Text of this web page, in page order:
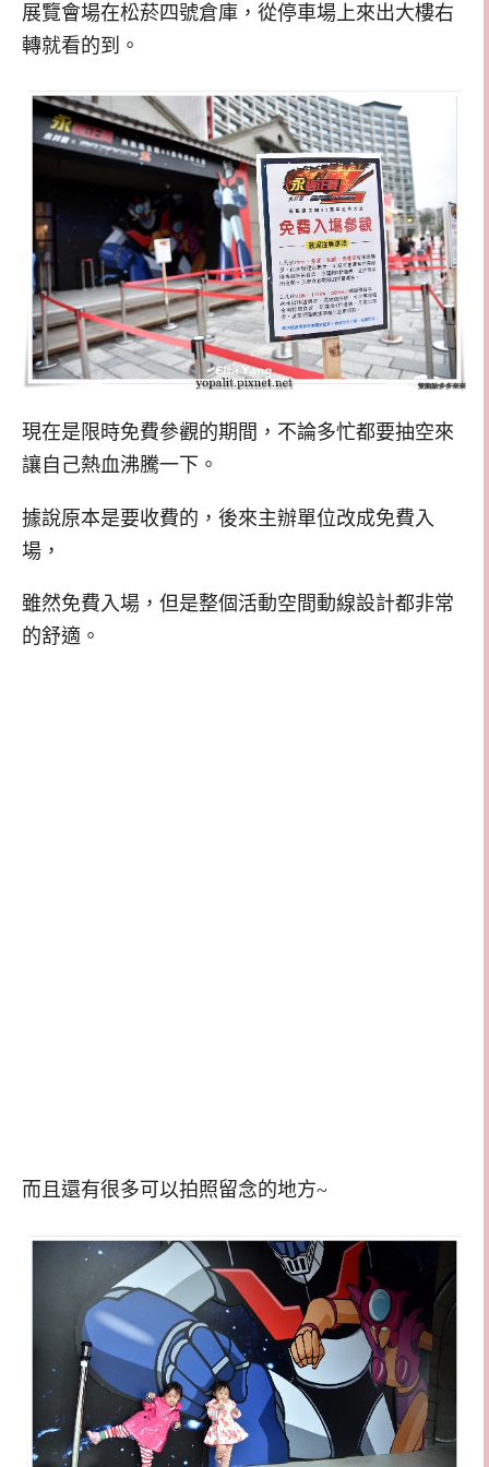
展覽會場在松菸四號倉庫，從停車場上來出大樓右
轉就看的到。
現在是限時免費參觀的期間，不論多忙都要抽空來
讓自己熱血沸騰一下。
據說原本是要收費的，後來主辦單位改成免費入
場，
雖然免費入場，但是整個活動空間動線設計都非常
的舒適。
而且還有很多可以拍照留念的地方~